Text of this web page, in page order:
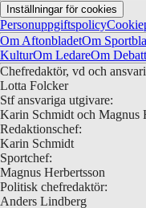
Inställningar för cookies
Personuppgiftspolicy
Om AftonbladetOm
KulturOm LedareOm Debatt
Chefredaktör, vd och
Lotta Folcker
Stf ansvariga utgivare:
Karin Schmidt och Magnus
Redaktionschef:
Karin Schmidt
Sportchef:
Magnus Herbertsson
Politisk chefredaktör:
Anders Lindberg